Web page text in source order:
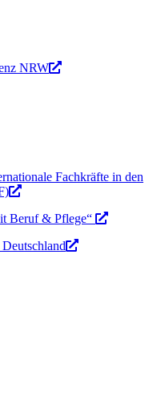
NRW
Fachkräfte in den
Beruf & Pflege“